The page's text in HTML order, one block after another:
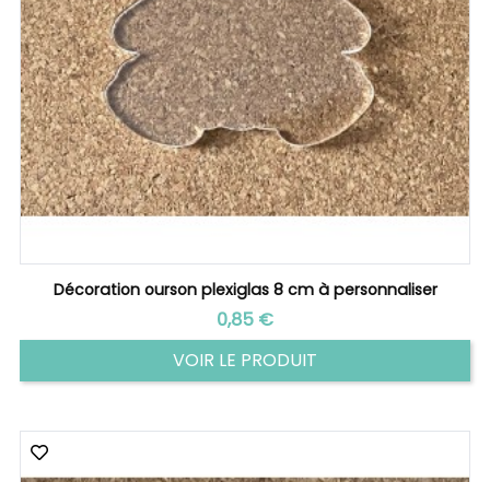
Décoration ourson plexiglas 8 cm à personnaliser
Prix
0,85 €
VOIR LE PRODUIT